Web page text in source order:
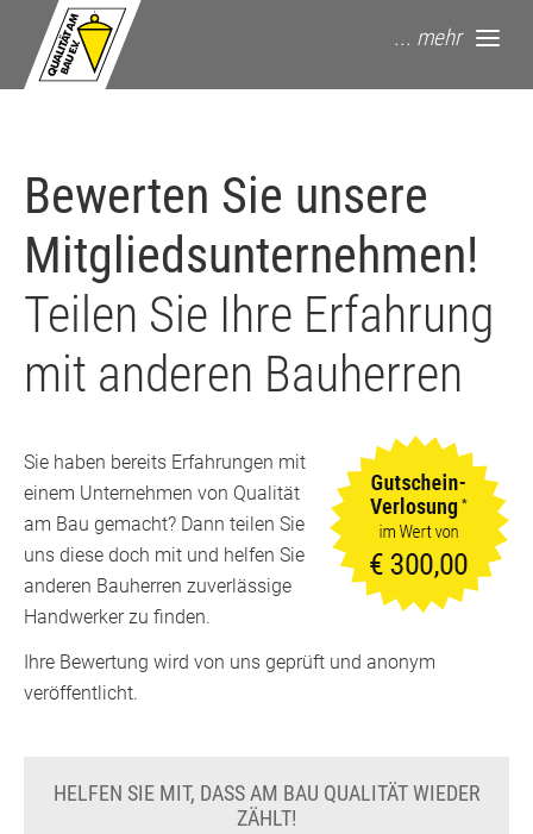
springe zum Hauptinhalt
... mehr
Bewerten Sie unsere
Mitgliedsunternehmen!
Teilen Sie Ihre Erfahrung
mit anderen Bauherren
Sie haben bereits Erfahrungen mit
einem Unternehmen von Qualität
am Bau gemacht? Dann teilen Sie
uns diese doch mit und helfen Sie
anderen Bauherren zuverlässige
Handwerker zu finden.
Ihre Bewertung wird von uns geprüft und anonym
veröffentlicht.
HELFEN SIE MIT, DASS AM BAU QUALITÄT WIEDER
ZÄHLT!